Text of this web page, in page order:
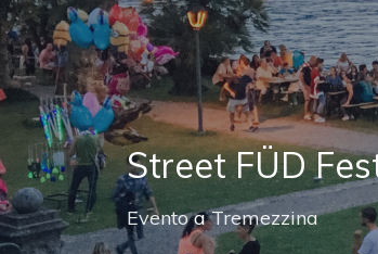
Street FÜD
EventoaTremezzina